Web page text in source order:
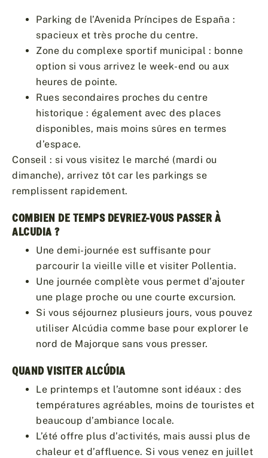
Parking de l’Avenida Príncipes de España :
spacieux et très proche du centre.
Zone du complexe sportif municipal : bonne
option si vous arrivez le week-end ou aux
heures de pointe.
Rues secondaires proches du centre
historique : également avec des places
disponibles, mais moins sûres en termes
d’espace.
Conseil : si vous visitez le marché (mardi ou
dimanche), arrivez tôt car les parkings se
remplissent rapidement.
COMBIEN DE TEMPS DEVRIEZ-VOUS PASSER À
ALCUDIA ?
Une demi-journée est suffisante pour
parcourir la vieille ville et visiter Pollentia.
Une journée complète vous permet d’ajouter
une plage proche ou une courte excursion.
Si vous séjournez plusieurs jours, vous pouvez
utiliser Alcúdia comme base pour explorer le
nord de Majorque sans vous presser.
QUAND VISITER ALCÚDIA
Le printemps et l’automne sont idéaux : des
températures agréables, moins de touristes et
beaucoup d’ambiance locale.
L’été offre plus d’activités, mais aussi plus de
chaleur et d’affluence. Si vous venez en juillet